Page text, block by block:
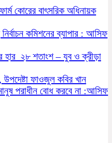
ফার্ম কোরের বাৎসরিক অধিনায়ক
নির্বাচন কমিশনের ব্যাপার : আসিফ
হার ২৮ শতাংশ – যুব ও ক্রীড়া
উপদেষ্টা ফাওজুল কবির খান
পরাধীন বোধ করবে না :আসিফ